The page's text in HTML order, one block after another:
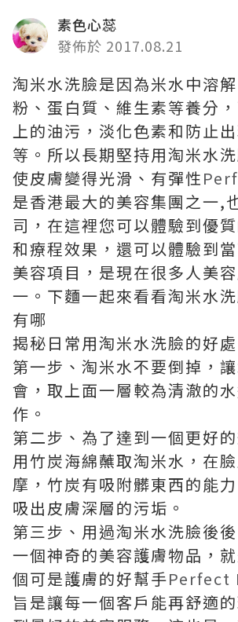
素色心蕊
發佈於 2017.08.21
淘米水洗臉是因為米水中溶
粉、蛋白質、維生素等養分
上的油污，淡化色素和防止
等。所以長期堅持用淘米水
使皮膚變得光滑、有彈性
是香港最大的美容集團之一,
司，在這裡您可以體驗到優
和療程效果，還可以體驗到
美容項目，是現在很多人美
一。下麵一起來看看淘米水
有哪
揭秘日常用淘米水洗臉的好處
第一步、淘米水不要倒掉，
會，取上面一層較為清澈的
作。
第二步、為了達到一個更好
用竹炭海綿蘸取淘米水，在
摩，竹炭有吸附髒東西的能
吸出皮膚深層的污垢。
第三步、用過淘米水洗臉後
一個神奇的美容護膚物品，
個可是護膚的好幫手Perfect
旨是讓每一個客戶能再舒適